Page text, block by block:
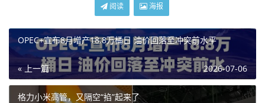
阅读 海报
OPEC+宣布8月增产18.8万桶日 油价回落至冲突前水平
« 上一篇 2026-07-06
格力小米高管，又隔空“掐”起来了